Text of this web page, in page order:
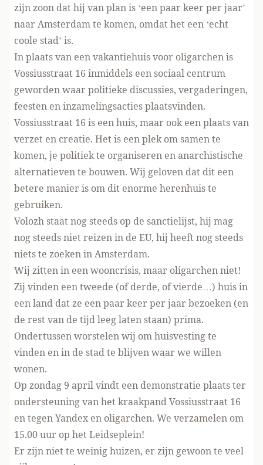
zijn zoon dat hij van plan is ‘een paar keer per jaar’
naar Amsterdam te komen, omdat het een ‘echt
coole stad’ is.
In plaats van een vakantiehuis voor oligarchen is
Vossiusstraat 16 inmiddels een sociaal centrum
geworden waar politieke discussies, vergaderingen,
feesten en inzamelingsacties plaatsvinden.
Vossiusstraat 16 is een huis, maar ook een plaats van
verzet en creatie. Het is een plek om samen te
komen, je politiek te organiseren en anarchistische
alternatieven te bouwen. Wij geloven dat dit een
betere manier is om dit enorme herenhuis te
gebruiken.
Volozh staat nog steeds op de sanctielijst, hij mag
nog steeds niet reizen in de EU, hij heeft nog steeds
niets te zoeken in Amsterdam.
Wij zitten in een wooncrisis, maar oligarchen niet!
Zij vinden een tweede (of derde, of vierde…) huis in
een land dat ze een paar keer per jaar bezoeken (en
de rest van de tijd leeg laten staan) prima.
Ondertussen worstelen wij om huisvesting te
vinden en in de stad te blijven waar we willen
wonen.
Op zondag 9 april vindt een demonstratie plaats ter
ondersteuning van het kraakpand Vossiusstraat 16
en tegen Yandex en oligarchen. We verzamelen om
15.00 uur op het Leidseplein!
Er zijn niet te weinig huizen, er zijn gewoon te veel